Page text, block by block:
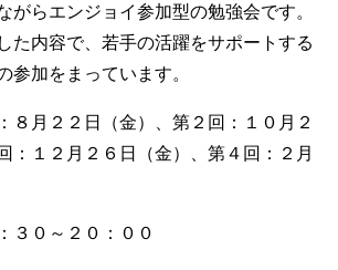
がらエンジョイ参加型の勉強会です。
た内容で、若手の活躍をサポートする
参加をまっています。
８月２２日（金）、第２回：１０月２
：１２月２６日（金）、第４回：２月
３０～２０：００